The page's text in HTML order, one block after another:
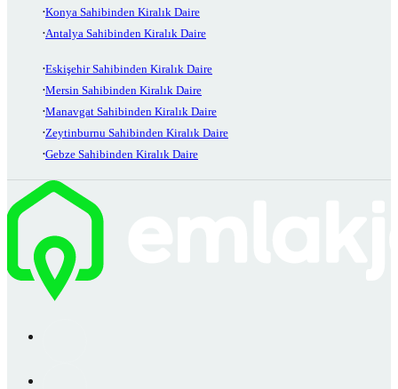
Konya Sahibinden Kiralık Daire
Antalya Sahibinden Kiralık Daire
Eskişehir Sahibinden Kiralık Daire
Mersin Sahibinden Kiralık Daire
Manavgat Sahibinden Kiralık Daire
Zeytinburnu Sahibinden Kiralık Daire
Gebze Sahibinden Kiralık Daire